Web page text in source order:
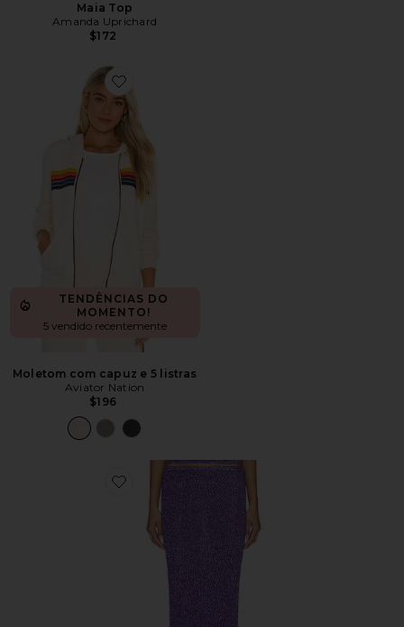
Maia Top
Amanda Uprichard
$172
Favorite Moletom com capuz e 5 listras
TENDÊNCIAS DO
MOMENTO!
5 vendido recentemente
Moletom com capuz e 5 listras
Aviator Nation
$196
Favorite Carolina Skirt